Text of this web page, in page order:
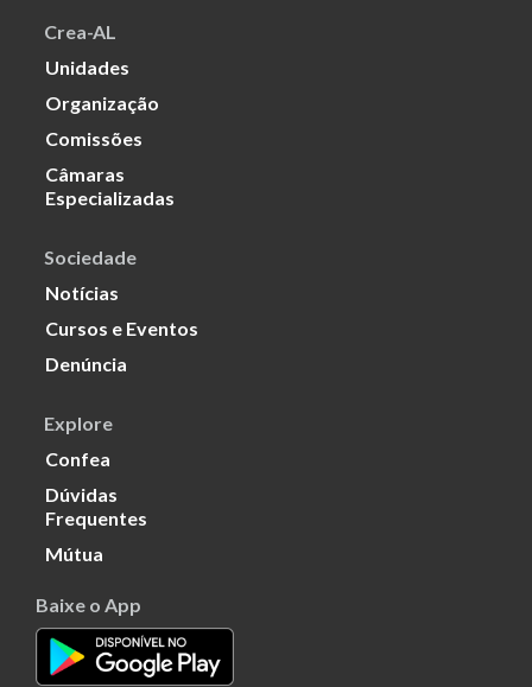
Crea-AL
Unidades
Organização
Comissões
Câmaras
Especializadas
Sociedade
Notícias
Cursos e Eventos
Denúncia
Explore
Confea
Dúvidas
Frequentes
Mútua
Baixe o App